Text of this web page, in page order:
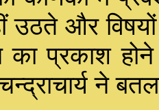
उठते और
का प्रकाश
ने